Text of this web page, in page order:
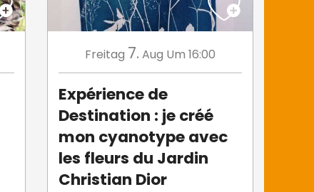
Freitag 7. Aug Um 16:00
Expérience de
Destination : je créé
mon cyanotype avec
les fleurs du Jardin
Christian Dior